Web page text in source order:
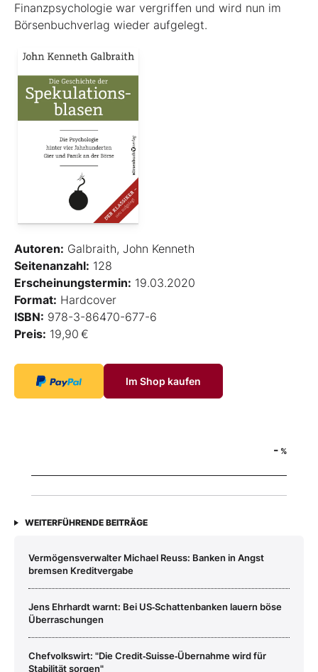
Finanzpsychologie war vergriffen und wird nun im
Börsenbuchverlag wieder aufgelegt.
Autoren: Galbraith, John Kenneth
Seitenanzahl: 128
Erscheinungstermin: 19.03.2020
Format: Hardcover
ISBN: 978-3-86470-677-6
Preis: 19,90 €
Im Shop kaufen
- %
WEITERFÜHRENDE BEITRÄGE
Vermögensverwalter Michael Reuss: Banken in Angst
bremsen Kreditvergabe
Jens Ehrhardt warnt: Bei US‑Schattenbanken lauern böse
Überraschungen
Chefvolkswirt: "Die Credit‑Suisse‑Übernahme wird für
Stabilität sorgen"